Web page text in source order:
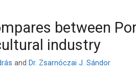
between
industry
and Dr. Zsarnóczai J. Sándor